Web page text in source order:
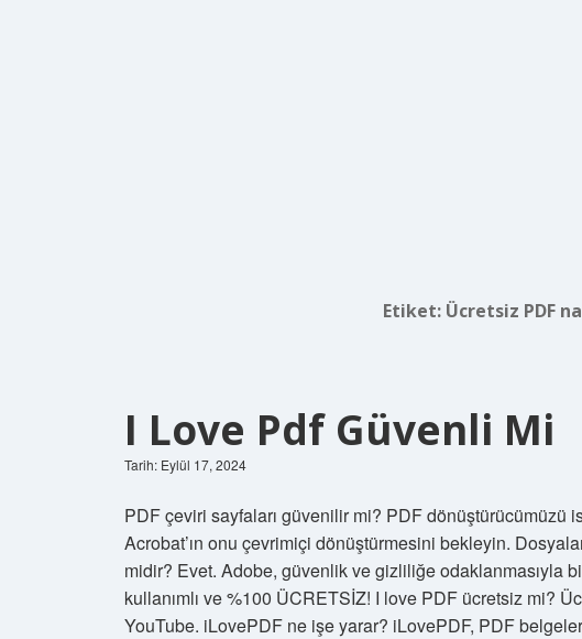
Etiket: Ücretsiz PDF
I Love Pdf Güvenli Mi
Tarih: Eylül 17, 2024
PDF çeviri sayfaları güvenilir mi? PDF dönüştürücümüzü
Acrobat’ın onu çevrimiçi dönüştürmesini bekleyin.
midir? Evet. Adobe, güvenlik ve gizliliğe odaklanmasıyla
kullanımlı ve %100 ÜCRETSİZ! I love PDF ücretsiz mi?
YouTube. iLovePDF ne işe yarar? iLovePDF, PDF